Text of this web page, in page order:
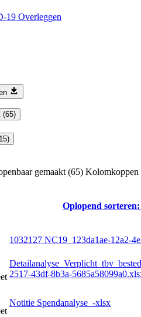
19 Overleggen
(65)
gemaakt (65) Kolomkoppen
Oplopend sorteren:
1032127 NC19_123da1ae-12a2-
2517-43df-8b3a-
Notitie Spendanalyse_-xlsx